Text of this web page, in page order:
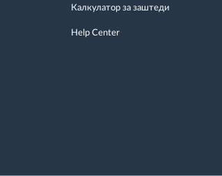
Калкулатор за заштеди
Help Center